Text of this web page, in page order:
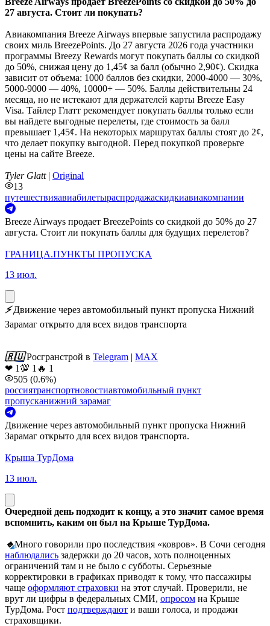
27 августа. Стоит ли покупать?
Авиакомпания Breeze Airways впервые запустила распродажу
своих миль BreezePoints. До 27 августа 2026 года участники
программы Breezy Rewards могут покупать баллы со скидкой
до 50%, снижая цену до 1,45¢ за балл (обычно 2,90¢). Скидка
зависит от объема: 1000 баллов без скидки, 2000-4000 — 30%,
5000-9000 — 40%, 10000+ — 50%. Баллы действительны 24
месяца, но не истекают для держателей карты Breeze Easy
Visa. Тайлер Глатт рекомендует покупать баллы только если
вы найдете выгодные перелеты, где стоимость за балл
превышает 1,45¢. На некоторых маршрутах баллы стоят до 2¢,
что делает покупку выгодной. Перед покупкой проверьте
цены на сайте Breeze.
Tyler Glatt| Original
13
путешествияавиабилетыраспродажаскидкиавиакомпании
Breeze Airways продает BreezePoints со скидкой до 50% до 27
августа. Стоит ли покупать баллы для будущих перелетов?
ГРАНИЦА.ПУНКТЫ ПРОПУСКА
13 июл.
⚡Движение через автомобильный пункт пропуска Нижний
Зарамаг открыто для всех видов транспорта
🇷🇺Росгранстрой в Telegram | MAX
❤ 1 💯 1 🔥 1
505 (0.6%)
россиятранспортновостиавтомобильный пункт
пропусканижний зарамаг
Движение через автомобильный пункт пропуска Нижний
Зарамаг открыто для всех видов транспорта.
Крыша ТурДома
13 июл.
Очередной день подходит к концу, а это значит самое время
вспомнить, каким он был на Крыше ТурДома.
🔹Много говорили про последствия «ковров». В Сочи сегодня
наблюдались задержки до 20 часов, хоть полноценных
ограничений там и не было с субботы. Серьезные
корректировки в графиках приводят к тому, что пассажиры
чаще оформляют страховки на этот случай. Проверили, не
врут ли цифры в федеральных СМИ, опросом на Крыше
ТурДома. Рост подтверждают и ваши голоса, и продажи
страховщики.